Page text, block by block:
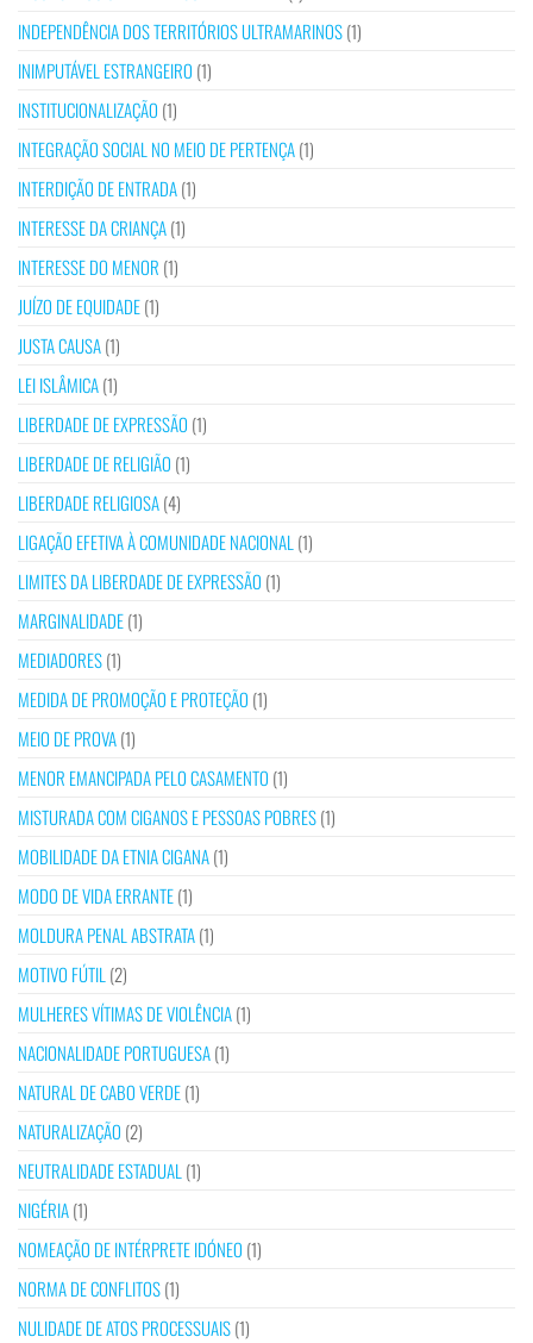
INDEPENDÊNCIA DOS TERRITÓRIOS ULTRAMARINOS(1)
INIMPUTÁVEL ESTRANGEIRO (1)
INSTITUCIONALIZAÇÃO (1)
INTEGRAÇÃO SOCIAL NO MEIO DE PERTENÇA(1)
INTERDIÇÃO DE ENTRADA(1)
INTERESSE DA CRIANÇA(1)
INTERESSE DO MENOR (1)
JUÍZO DE EQUIDADE(1)
JUSTA CAUSA(1)
LEI ISLÂMICA(1)
LIBERDADE DE EXPRESSÃO (1)
LIBERDADE DE RELIGIÃO (1)
LIBERDADE RELIGIOSA(4)
LIGAÇÃO EFETIVA À COMUNIDADE NACIONAL (1)
LIMITES DA LIBERDADE DE EXPRESSÃO (1)
MARGINALIDADE(1)
MEDIADORES(1)
MEDIDA DE PROMOÇÃO E PROTEÇÃO (1)
MEIO DE PROVA(1)
MENOR EMANCIPADA PELO CASAMENTO (1)
MISTURADA COM CIGANOS E PESSOAS POBRES(1)
MOBILIDADE DA ETNIA CIGANA(1)
MODO DE VIDA ERRANTE(1)
MOLDURA PENAL ABSTRATA(1)
MOTIVO FÚTIL (2)
MULHERES VÍTIMAS DE VIOLÊNCIA(1)
NACIONALIDADE PORTUGUESA(1)
NATURAL DE CABO VERDE(1)
NATURALIZAÇÃO (2)
NEUTRALIDADE ESTADUAL (1)
NIGÉRIA(1)
NOMEAÇÃO DE INTÉRPRETE IDÓNEO (1)
NORMA DE CONFLITOS(1)
NULIDADE DE ATOS PROCESSUAIS(1)